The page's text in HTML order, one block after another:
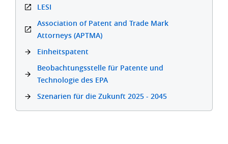
LESI
Association of Patent and Trade Mark
Attorneys (APTMA)
Einheitspatent
Beobachtungsstelle für Patente und
Technologie des EPA
Szenarien für die Zukunft 2025 - 2045